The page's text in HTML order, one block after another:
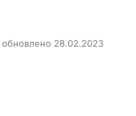
обновлено 28.02.2023